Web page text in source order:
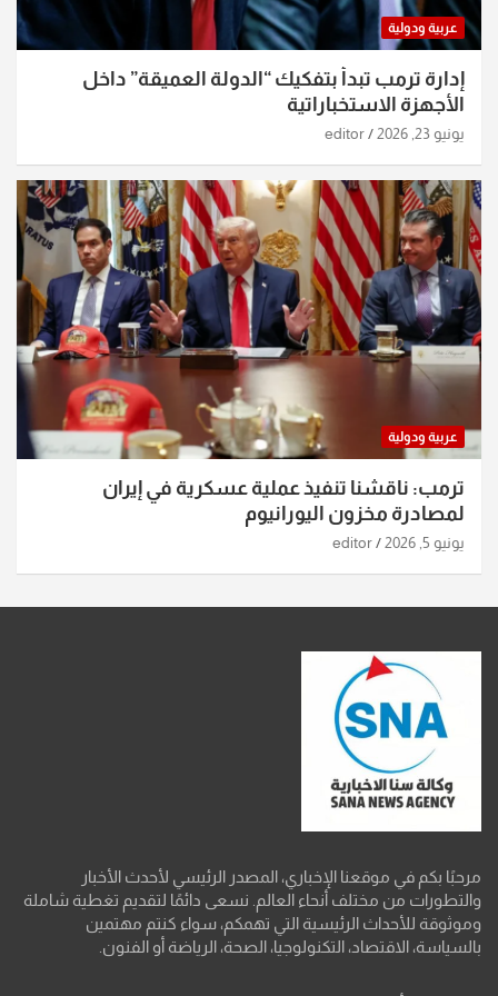
عربية ودولية
إدارة ترمب تبدأ بتفكيك “الدولة العميقة” داخل
الأجهزة الاستخباراتية
يونيو 23, 2026 editor
عربية ودولية
ترمب: ناقشنا تنفيذ عملية عسكرية في إيران
لمصادرة مخزون اليورانيوم
يونيو 5, 2026 editor
مرحبًا بكم في موقعنا الإخباري، المصدر الرئيسي لأحدث الأخبار
والتطورات من مختلف أنحاء العالم. نسعى دائمًا لتقديم تغطية شاملة
وموثوقة للأحداث الرئيسية التي تهمكم، سواء كنتم مهتمين
بالسياسة، الاقتصاد، التكنولوجيا، الصحة، الرياضة أو الفنون.